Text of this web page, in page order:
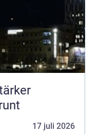
17 juli 2026